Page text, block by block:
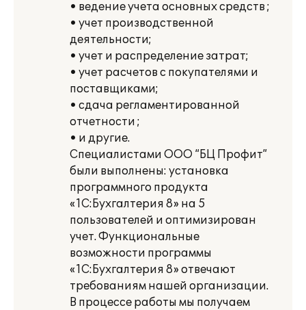
• ведение учета основных средств ;
• учет производственной
деятельности;
• учет и распределение затрат;
• учет расчетов с покупателями и
поставщиками;
• сдача регламентированной
отчетности ;
• и другие.
Специалистами ООО “БЦ Профит”
были выполнены: установка
программного продукта
«1С:Бухгалтерия 8» на 5
пользователей и оптимизирован
учет. Функциональные
возможности программы
«1С:Бухгалтерия 8» отвечают
требованиям нашей организации.
В процессе работы мы получаем